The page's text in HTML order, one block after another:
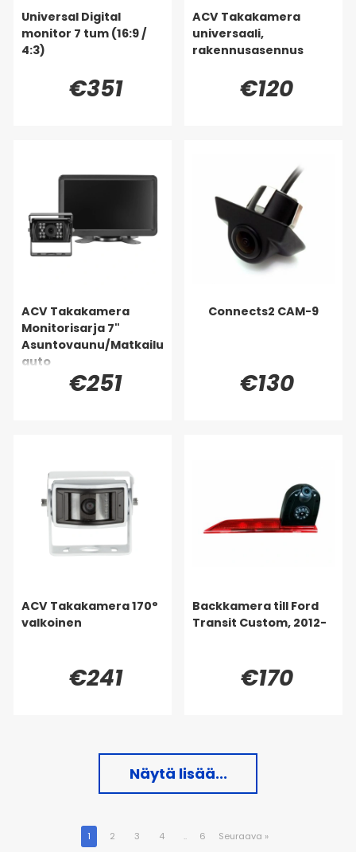
Universal Digital
monitor 7 tum (16:9 /
4:3)
€351
ACV Takakamera
universaali,
rakennusasennus
€120
ACV Takakamera
Monitorisarja 7"
Asuntovaunu/Matkailu
auto
€251
Connects2 CAM-9
€130
ACV Takakamera 170°
valkoinen
€241
Backkamera till Ford
Transit Custom, 2012-
€170
Näytä lisää...
1 2 3 4 .. 6 Seuraava »